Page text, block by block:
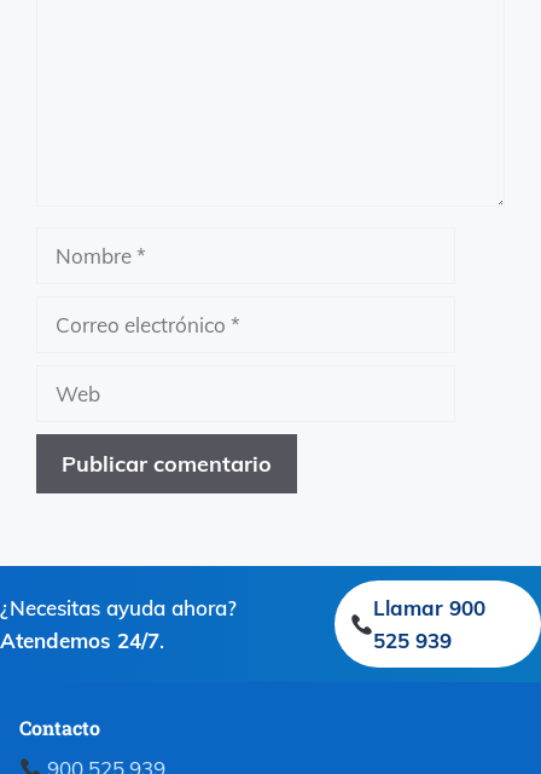
Nombre
¿Necesitas ayuda ahora?
Atendemos 24/7.
Llamar 900
525 939
Contacto
900 525 939